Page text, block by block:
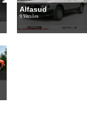
Alfasud
9 Versões